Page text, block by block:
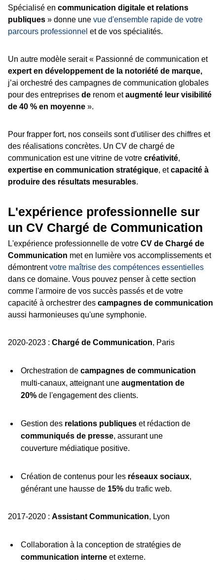
Spécialisé en communication digitale et relations
publiques » donne une vue d'ensemble rapide de votre
parcours professionnel et de vos spécialités.
Un autre modèle serait « Passionné de communication et
expert en développement de la notoriété de marque,
j’ai orchestré des campagnes de communication globales
pour des entreprises de renom etaugmenté leur visibilité
de 40 % en moyenne ».
Pour frapper fort, nos conseils sont d'utiliser des chiffres et
des réalisations concrètes. Un CV de chargé de
communication est une vitrine de votre créativité,
expertise en communication stratégique, etcapacité à
produire des résultats mesurables.
L'expérience professionnelle sur
un CV Chargé de Communication
L'expérience professionnelle de votre CV de Chargé de
Communication met en lumière vos accomplissements et
démontrentvotre maîtrise des compétences essentielles
dans ce domaine. Vous pouvez penser à cette section
comme l'armoire de vos succès passés et de votre
capacité à orchestrer des campagnes de communication
aussi harmonieuses qu'une symphonie.
2020-2023 : Chargé de Communication, Paris
Orchestration de campagnes de communication
multi-canaux, atteignant une augmentation de
20%de l'engagement des clients.
Gestion des relations publiqueset rédaction de
communiqués de presse, assurant une
couverture médiatique positive.
Création de contenus pour les réseaux sociaux,
générant une hausse de 15%du trafic web.
2017-2020 : Assistant Communication, Lyon
Collaboration à la conception de stratégies de
communication interneet externe.